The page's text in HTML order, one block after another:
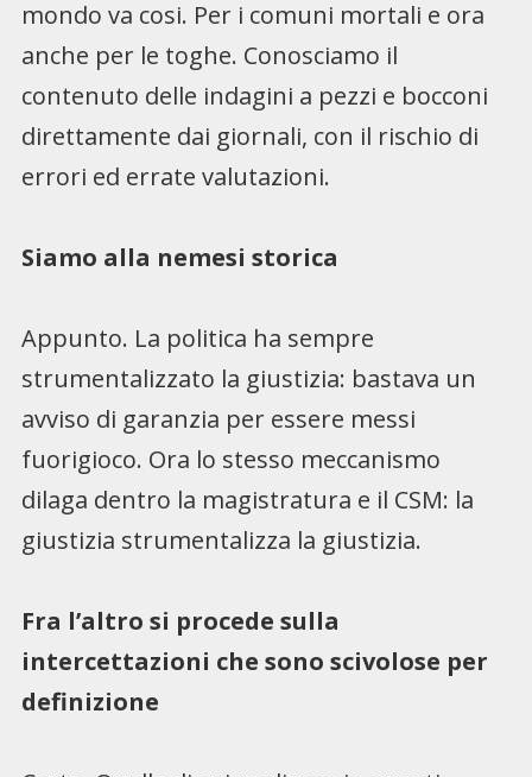
mondo va cosi. Per i comuni mortali e ora
anche per le toghe. Conosciamo il
contenuto delle indagini a pezzi e bocconi
direttamente dai giornali, con il rischio di
errori ed errate valutazioni.
Siamo alla nemesi storica
Appunto. La politica ha sempre
strumentalizzato la giustizia: bastava un
avviso di garanzia per essere messi
fuorigioco. Ora lo stesso meccanismo
dilaga dentro la magistratura e il CSM: la
giustizia strumentalizza la giustizia.
Fra l’altro si procede sulla
intercettazioni che sono scivolose per
definizione